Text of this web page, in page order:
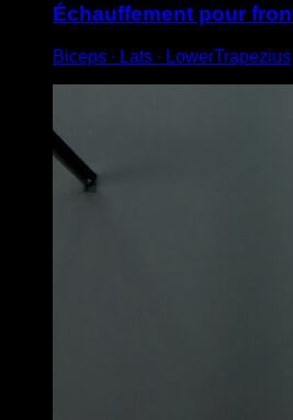
Échauffement pour
Biceps ∙ Lats ∙ LowerTrapezius